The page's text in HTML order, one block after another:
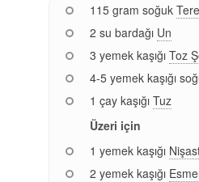
115 gram soğuk
2 su bardağı Un
3 yemek kaşığı Toz
4-5 yemek kaşığı
1 çay kaşığı Tuz
Üzeri için
1 yemek kaşığı
2 yemek kaşığı